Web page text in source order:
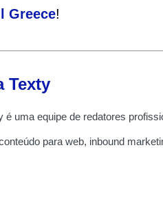
Greece!
Texty
é uma equipe de redatores
para web, inbound